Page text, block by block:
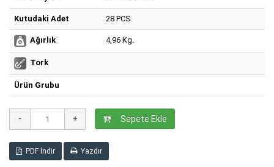
Kutudaki Adet 28 PCS
Ağırlık 4,96 Kg.
Tork
Ürün Grubu
Sepete Ekle
PDF İndir Yazdır